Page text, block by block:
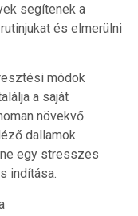
segítenek a
és elmerülni
módok
a saját
növekvő
dallamok
egy stresszes
indítása.